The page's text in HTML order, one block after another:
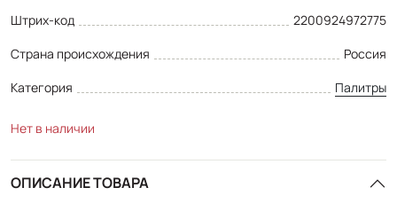
Штрих-код
2200924972775
Страна происхождения
Россия
Категория
Палитры
Нет в наличии
ОПИСАНИЕ ТОВАРА